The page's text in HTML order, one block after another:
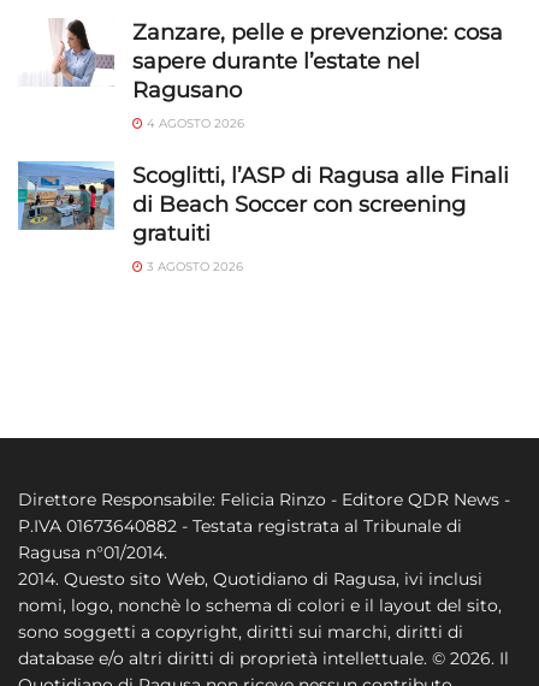
Zanzare, pelle e prevenzione: cosa
sapere durante l’estate nel
Ragusano
4 AGOSTO 2026
Scoglitti, l’ASP di Ragusa alle Finali
di Beach Soccer con screening
gratuiti
3 AGOSTO 2026
Direttore Responsabile: Felicia Rinzo - Editore QDR News -
P.IVA 01673640882 - Testata registrata al Tribunale di
Ragusa n°01/2014.
2014. Questo sito Web, Quotidiano di Ragusa, ivi inclusi
nomi, logo, nonchè lo schema di colori e il layout del sito,
sono soggetti a copyright, diritti sui marchi, diritti di
database e/o altri diritti di proprietà intellettuale. © 2026. Il